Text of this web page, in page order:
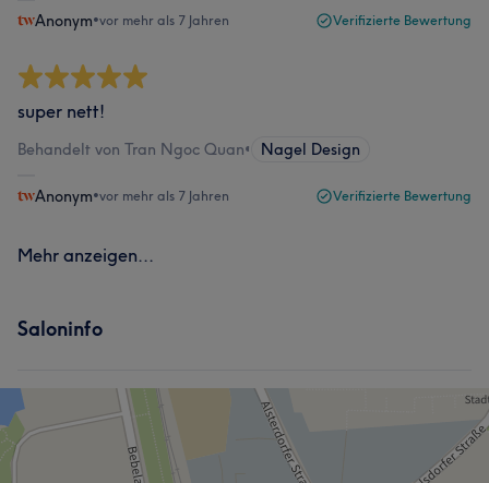
Anonym•vor mehr als 7 Jahren Verifizierte Bewertung
super nett!
Behandelt von Tran Ngoc Quan• Nagel Design
Anonym•vor mehr als 7 Jahren Verifizierte Bewertung
Mehr anzeigen...
Saloninfo